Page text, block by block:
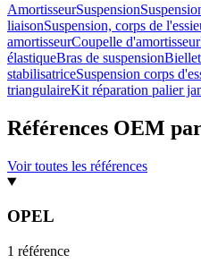
AmortisseurSuspension
liaisonSuspension, corps de
amortisseurCoupelle d'amortisseur
élastiqueBras de suspension
stabilisatriceSuspension corps
triangulaireKit réparation palier
Références OEM
Voir toutes les références
OPEL
1 référence